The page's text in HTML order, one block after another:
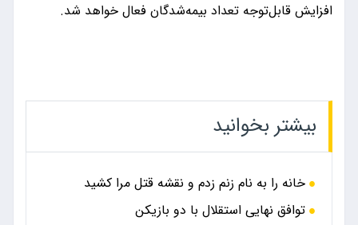
افزایش قابل‌توجه تعداد بیمه‌شدگان فعال خواهد شد.
بیشتر بخوانید
خانه را به نام زنم زدم و نقشه قتل مرا کشید
توافق نهایی استقلال با دو بازیکن